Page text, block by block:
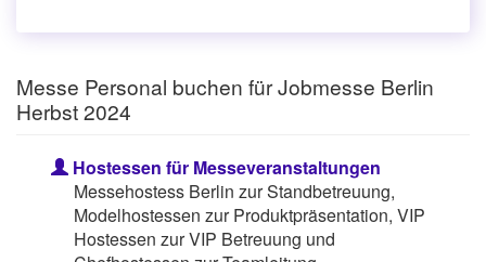
Messe Personal buchen für Jobmesse Berlin
Herbst 2024
Hostessen für Messeveranstaltungen
Messehostess Berlin zur Standbetreuung,
Modelhostessen zur Produktpräsentation, VIP
Hostessen zur VIP Betreuung und